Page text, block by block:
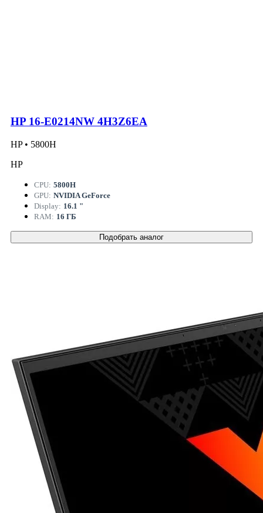
HP 16-E0214NW 4H3Z6EA
HP • 5800H
HP
CPU: 5800H
GPU: NVIDIA GeForce
Display: 16.1 "
RAM: 16 ГБ
Подобрать аналог